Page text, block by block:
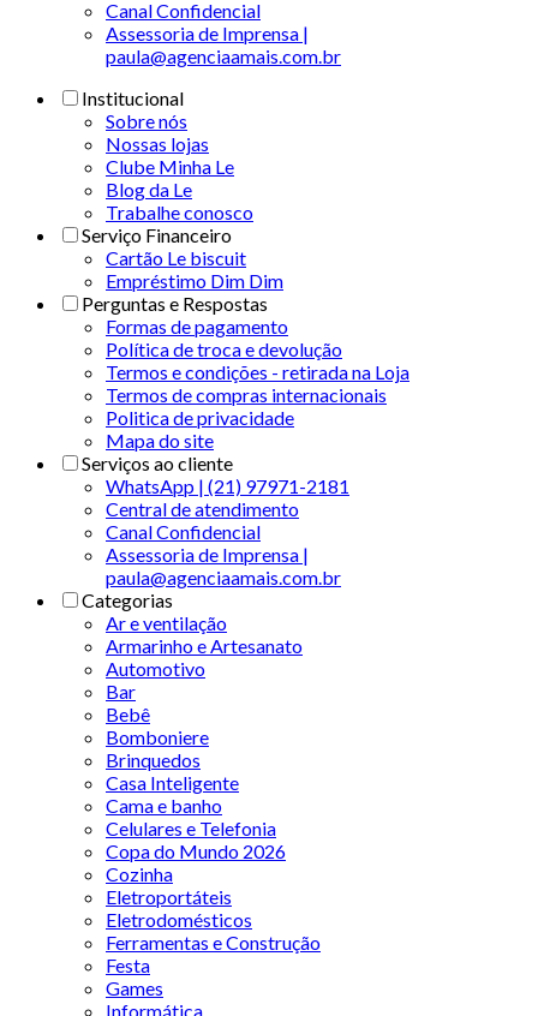
Canal Confidencial
Assessoria de Imprensa |
paula@agenciaamais.com.br
Institucional
Sobre nós
Nossas lojas
Clube Minha Le
Blog da Le
Trabalhe conosco
Serviço Financeiro
Cartão Le biscuit
Empréstimo Dim Dim
Perguntas e Respostas
Formas de pagamento
Política de troca e devolução
Termos e condições - retirada na Loja
Termos de compras internacionais
Politica de privacidade
Mapa do site
Serviços ao cliente
WhatsApp | (21) 97971-2181
Central de atendimento
Canal Confidencial
Assessoria de Imprensa |
paula@agenciaamais.com.br
Categorias
Ar e ventilação
Armarinho e Artesanato
Automotivo
Bar
Bebê
Bomboniere
Brinquedos
Casa Inteligente
Cama e banho
Celulares e Telefonia
Copa do Mundo 2026
Cozinha
Eletroportáteis
Eletrodomésticos
Ferramentas e Construção
Festa
Games
Informática